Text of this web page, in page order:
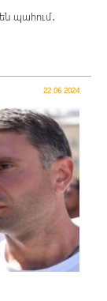
պահում․
22 06 2024